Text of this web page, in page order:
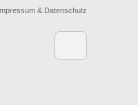
& Datenschutz